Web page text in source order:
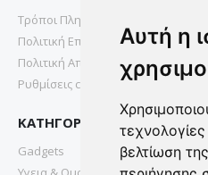
Αυτή η
βελτίωση
Τρόποι Πληρωμής
Πολιτική Επιστροφών
Πολιτική Απορρήτου
Ρυθμίσεις cookies
ΚΑΤΗΓΟΡΙΕΣ
Gadgets